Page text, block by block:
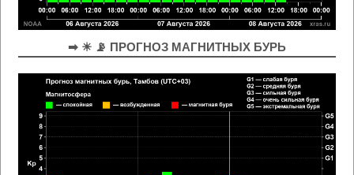
➡ ☀ 📡 ПРОГНОЗ МАГНИТНЫХ БУРЬ